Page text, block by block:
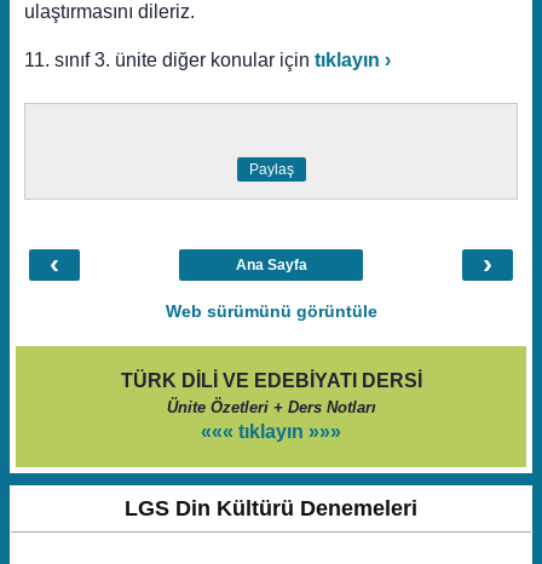
ulaştırmasını dileriz.
11. sınıf 3. ünite diğer konular için tıklayın ›
Paylaş
‹ ›
Ana Sayfa
Web sürümünü görüntüle
TÜRK DİLİ VE EDEBİYATI DERSİ
Ünite Özetleri + Ders Notları
««« tıklayın »»»
LGS Din Kültürü Denemeleri